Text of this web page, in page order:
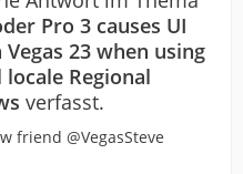
Pro 3 causes UI
23 when using
Regional
verfasst.
friend @VegasSteve